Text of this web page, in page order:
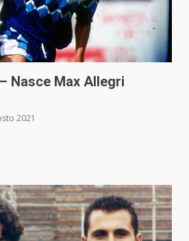
Nasce Max Allegri
2021